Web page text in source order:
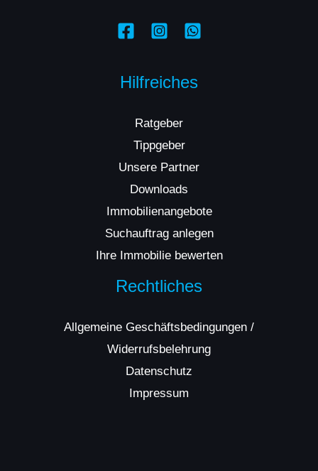
Hilfreiches
Ratgeber
Tippgeber
Unsere Partner
Downloads
Immobilienangebote
Suchauftrag anlegen
Ihre Immobilie bewerten
Rechtliches
Allgemeine Geschäftsbedingungen /
Widerrufsbelehrung
Datenschutz
Impressum